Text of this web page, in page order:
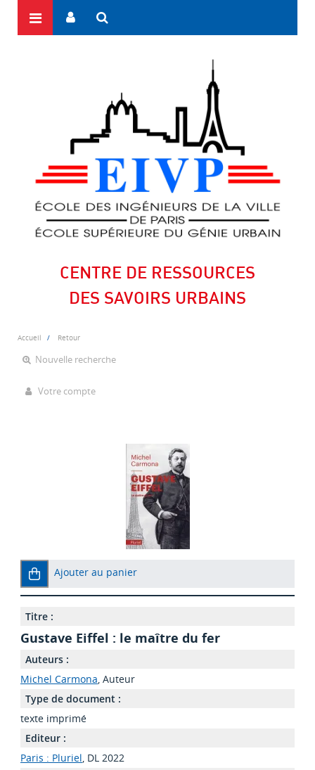
CENTRE DE RESSOURCES
DES SAVOIRS URBAINS
Accueil Retour
Nouvelle recherche
Votre compte
Ajouter au panier
Titre :
Gustave Eiffel : le maître du fer
Auteurs :
Michel Carmona, Auteur
Type de document :
texte imprimé
Editeur :
Paris : Pluriel, DL 2022